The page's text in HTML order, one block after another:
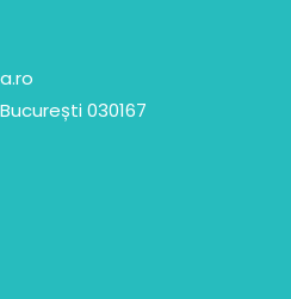
030167